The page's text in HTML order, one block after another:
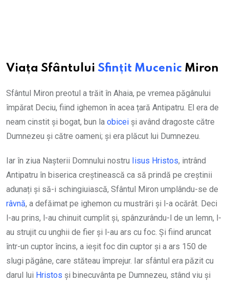
Viața Sfântului Sfințit Mucenic Miron
Sfântul Miron preotul a trăit în Ahaia, pe vremea păgânului
împărat Deciu, fiind ighemon în acea țară Antipatru. El era de
neam cinstit și bogat, bun la obicei și având dragoste către
Dumnezeu și către oameni; și era plăcut lui Dumnezeu.
Iar în ziua Nașterii Domnului nostru Iisus Hristos, intrând
Antipatru în biserica creștinească ca să prindă pe creștinii
adunați și să-i schingiuiască, Sfântul Miron umplându-se de
râvnă, a defăimat pe ighemon cu mustrări și l-a ocărât. Deci
l-au prins, l-au chinuit cumplit și, spânzurându-l de un lemn, l-
au strujit cu unghii de fier și l-au ars cu foc. Și fiind aruncat
într-un cuptor încins, a ieșit foc din cuptor și a ars 150 de
slugi păgâne, care stăteau împrejur. Iar sfântul era păzit cu
darul lui Hristos și binecuvânta pe Dumnezeu, stând viu și